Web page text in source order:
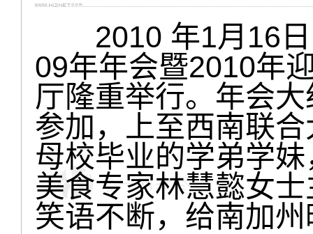
2010 年1月16日
09年年会暨2010年
厅隆重举行。年会
参加，上至西南联
母校毕业的学弟学
美食专家林慧懿女
笑语不断，给南加